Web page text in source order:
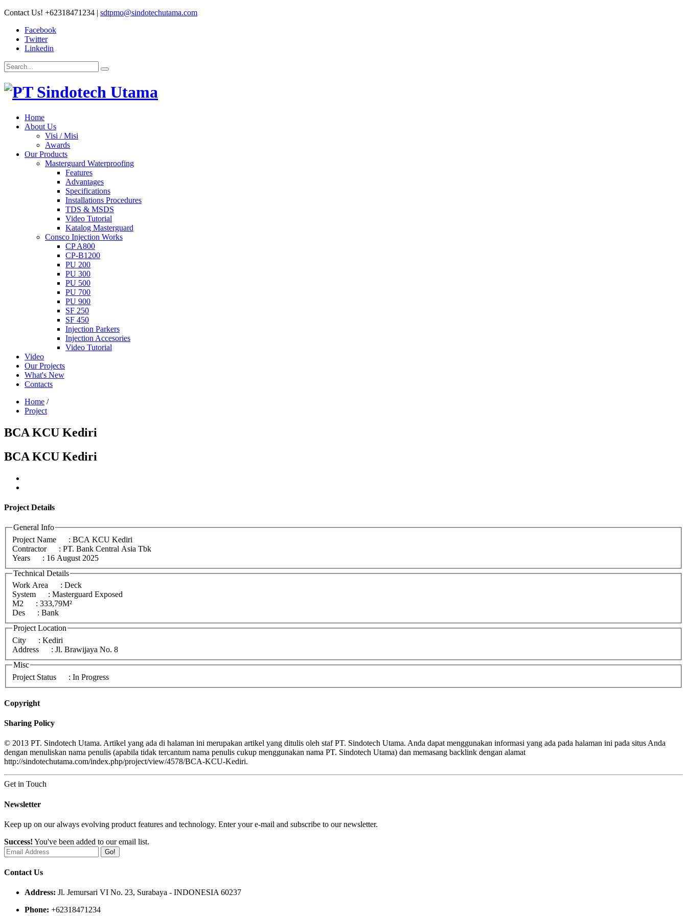
Contact Us! +62318471234 | sdtpmo@sindotechutama.com
Facebook
Twitter
Linkedin
Home
About Us
Visi / Misi
Awards
Our Products
Masterguard Waterproofing
Features
Advantages
Specifications
Installations Procedures
TDS & MSDS
Video Tutorial
Katalog Masterguard
Consco Injection Works
CP A800
CP-B1200
PU 200
PU 300
PU 500
PU 700
PU 900
SF 250
SF 450
Injection Parkers
Injection Accesories
Video Tutorial
Video
Our Projects
What's New
Contacts
Home /
Project
BCA KCU Kediri
BCA KCU Kediri
Project Details
General Info
Project Name
: BCA KCU Kediri
Contractor
: PT. Bank Central Asia Tbk
Years
: 16 August 2025
Technical Details
Work Area
: Deck
System
: Masterguard Exposed
M2
: 333,79M²
Des
: Bank
Project Location
City
: Kediri
Address
: Jl. Brawijaya No. 8
Misc
Project Status
: In Progress
Copyright
Sharing Policy
© 2013 PT. Sindotech Utama. Artikel yang ada di halaman ini merupakan artikel yang ditulis oleh staf PT. Sindotech Utama. Anda dapat menggunakan informasi yang ada pada halaman ini pada situs Anda
dengan menuliskan nama penulis (apabila tidak tercantum nama penulis cukup menggunakan nama PT. Sindotech Utama) dan memasang backlink dengan alamat
http://sindotechutama.com/index.php/project/view/4578/BCA-KCU-Kediri.
Get in Touch
Newsletter
Keep up on our always evolving product features and technology. Enter your e-mail and subscribe to our newsletter.
Success! You've been added to our email list.
Go!
Contact Us
Address: Jl. Jemursari VI No. 23, Surabaya - INDONESIA 60237
Phone: +62318471234